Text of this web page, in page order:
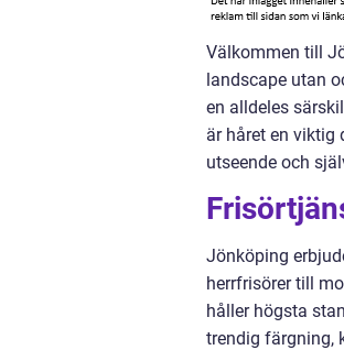
Välkommen till
landscape utan
en alldeles
är håret en viktig
utseende och
Jönköping
herrfrisörer till
håller högsta
trendig färgning,